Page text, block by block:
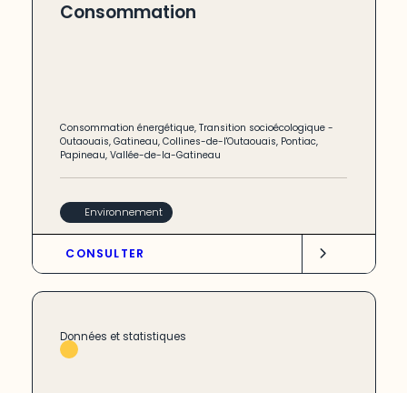
Consommation
Consommation énergétique,Transition socioécologique -
Outaouais,Gatineau,Collines-de-l'Outaouais, Pontiac,
Papineau,Vallée-de-la-Gatineau
Environnement
CONSULTER
Données et statistiques